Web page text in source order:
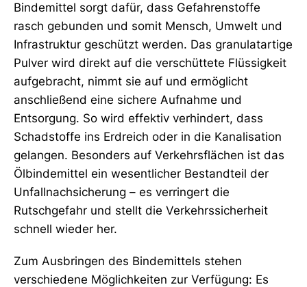
Bindemittel sorgt dafür, dass Gefahrenstoffe
rasch gebunden und somit Mensch, Umwelt und
Infrastruktur geschützt werden. Das granulatartige
Pulver wird direkt auf die verschüttete Flüssigkeit
aufgebracht, nimmt sie auf und ermöglicht
anschließend eine sichere Aufnahme und
Entsorgung. So wird effektiv verhindert, dass
Schadstoffe ins Erdreich oder in die Kanalisation
gelangen. Besonders auf Verkehrsflächen ist das
Ölbindemittel ein wesentlicher Bestandteil der
Unfallnachsicherung – es verringert die
Rutschgefahr und stellt die Verkehrssicherheit
schnell wieder her.
Zum Ausbringen des Bindemittels stehen
verschiedene Möglichkeiten zur Verfügung: Es